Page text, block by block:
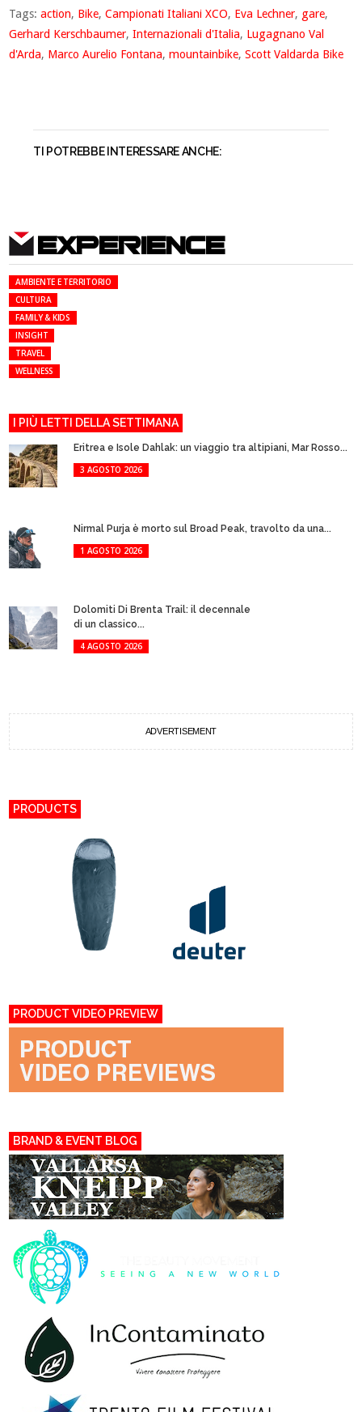
Tags:action, Bike,Campionati Italiani XCO, Eva Lechner, gare,
Gerhard Kerschbaumer,Internazionali d'Italia, Lugagnano Val
d'Arda, Marco Aurelio Fontana,mountainbike,Scott Valdarda Bike
TI POTREBBE INTERESSARE ANCHE:
EXPERIENCE
AMBIENTE E TERRITORIO
CULTURA
FAMILY & KIDS
INSIGHT
TRAVEL
WELLNESS
I PIÙ LETTI DELLA SETTIMANA
Eritrea e Isole Dahlak: un viaggio tra altipiani, Mar Rosso...
3 AGOSTO 2026
Nirmal Purja è morto sul Broad Peak, travolto da una...
1 AGOSTO 2026
Dolomiti Di Brenta Trail: il decennale
di un classico...
4 AGOSTO 2026
ADVERTISEMENT
PRODUCTS
PRODUCT VIDEO PREVIEW
BRAND & EVENT BLOG